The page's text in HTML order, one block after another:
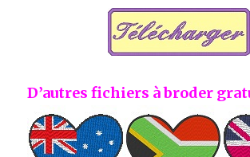
D’autres fichiers à broder